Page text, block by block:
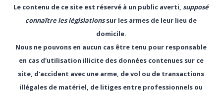
:
LE
P’TIT
QUI
FAIT
SEMBLANT
Le contenu de ce site est réservé à un public averti, supposé
connaître les législationssur les armes de leur lieu de
domicile.
Nous ne pouvons en aucun cas être tenu pour responsable
en cas d'utilisation illicite des données contenues sur ce
site, d'accident avec une arme, de vol ou de transactions
illégales de matériel, de litiges entre professionnels ou